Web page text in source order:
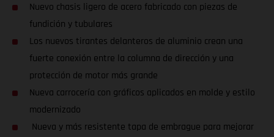
Nuevo chasis ligero de acero fabricado con piezas de
fundición y tubulares
Los nuevos tirantes delanteros de aluminio crean una
fuerte conexión entre la columna de dirección y una
protección de motor más grande
Nueva carrocería con gráficos aplicados en molde y estilo
modernizado
Nueva y más resistente tapa de embrague para mejorar